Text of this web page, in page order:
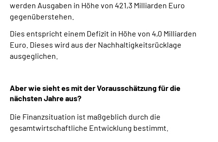
werden Ausgaben in Höhe von 421,3 Milliarden Euro
gegenüberstehen.
Dies entspricht einem Defizit in Höhe von 4,0 Milliarden
Euro. Dieses wird aus der Nachhaltigkeitsrücklage
ausgeglichen.
Aber wie sieht es mit der Vorausschätzung für die
nächsten Jahre aus?
Die Finanzsituation ist maßgeblich durch die
gesamtwirtschaftliche Entwicklung bestimmt.